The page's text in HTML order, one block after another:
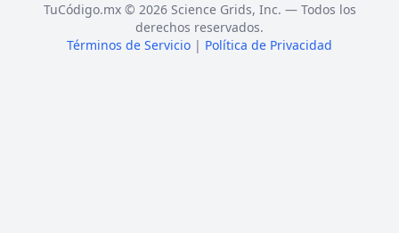
TuCódigo.mx © 2026 Science Grids, Inc. — Todos los
derechos reservados.
Términos de Servicio | Política de Privacidad